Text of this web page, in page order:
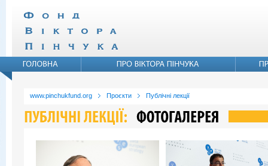
www.pinchukfund.org Проєкти Публічні лекції